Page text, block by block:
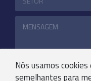
Nós usamos
semelhantes para